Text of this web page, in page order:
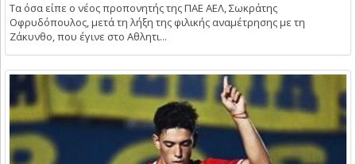
Τα όσα είπε ο νέος προπονητής της ΠΑΕ ΑΕΛ, Σωκράτης
Οφρυδόπουλος, μετά τη λήξη της φιλικής αναμέτρησης με τη
Ζάκυνθο, που έγινε στο Αθλητι...